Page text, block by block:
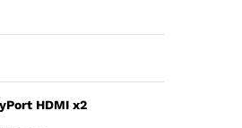
HDMI x2 — YouShop DZ
HDMI x2 — YouShop DZ
HDMI x2